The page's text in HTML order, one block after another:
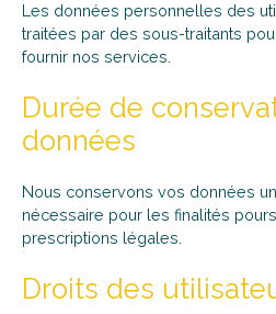
Les données personnelles des
traitées par des sous-traitants
fournir nos services.
Durée de
données
Nous conservons vos données
nécessaire pour les finalités
prescriptions légales.
Droits des